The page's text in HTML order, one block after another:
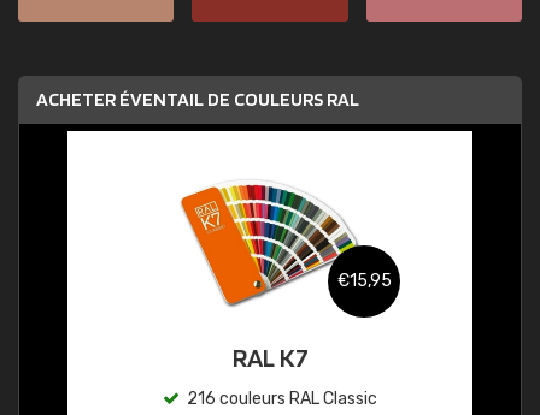
ACHETER ÉVENTAIL DE COULEURS RAL
€15,95
RAL K7
216 couleurs RAL Classic